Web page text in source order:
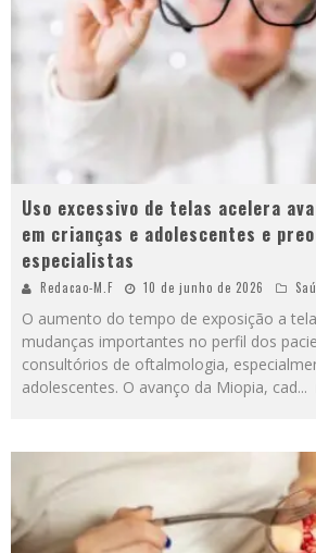
Uso excessivo de telas acelera
em crianças e adolescentes e
especialistas
Redacao-M.F 10 de junho de 2026
O aumento do tempo de exposição a
mudanças importantes no perfil dos
consultórios de oftalmologia,
adolescentes. O avanço da Miopia, cad...